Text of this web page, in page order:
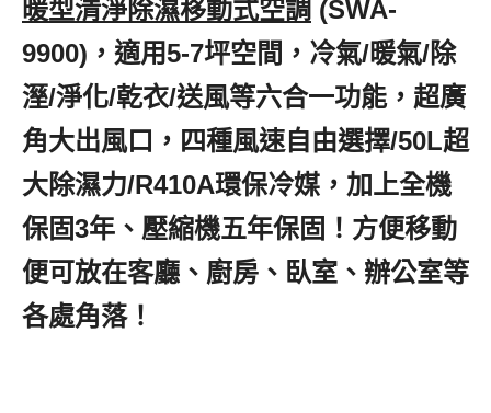
暖型清淨除濕移動式空調 (SWA-
9900)，適用5-7坪空間，冷氣/暖氣/除
溼/淨化/乾衣/送風等六合一功能，超廣
角大出風口，四種風速自由選擇/50L超
大除濕力/R410A環保冷媒，加上全機
保固3年、壓縮機五年保固！方便移動
便可放在客廳、廚房、臥室、辦公室等
各處角落！